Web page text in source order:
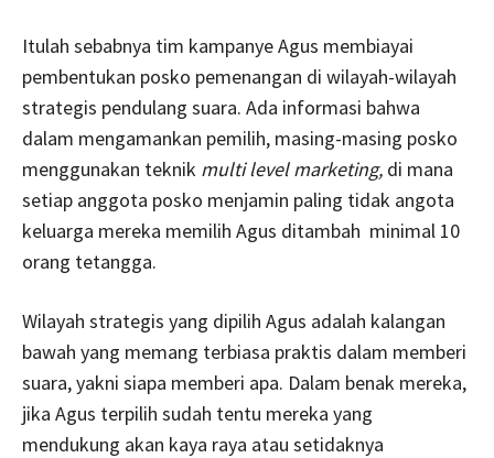
Itulah sebabnya tim kampanye Agus membiayai
pembentukan posko pemenangan di wilayah-wilayah
strategis pendulang suara. Ada informasi bahwa
dalam mengamankan pemilih, masing-masing posko
menggunakan teknik multi level marketing, di mana
setiap anggota posko menjamin paling tidak angota
keluarga mereka memilih Agus ditambah minimal 10
orang tetangga.
Wilayah strategis yang dipilih Agus adalah kalangan
bawah yang memang terbiasa praktis dalam memberi
suara, yakni siapa memberi apa. Dalam benak mereka,
jika Agus terpilih sudah tentu mereka yang
mendukung akan kaya raya atau setidaknya